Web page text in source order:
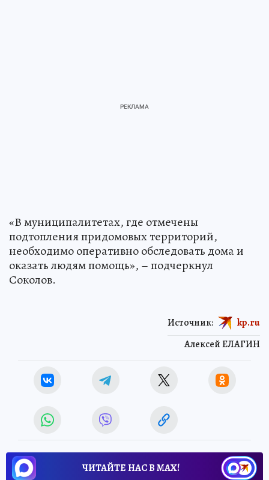
«В муниципалитетах, где отмечены
подтопления придомовых территорий,
необходимо оперативно обследовать дома и
оказать людям помощь», – подчеркнул
Соколов.
Алексей ЕЛАГИН
Источник: kp.ru
ЧИТАЙТЕ НАС В МАХ!